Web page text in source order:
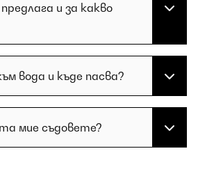
и за какво
вода и къде пасва?
мие съдовете?